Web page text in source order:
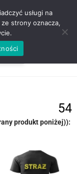
54
produkt poniżej)):
usługi na
strony oznacza,